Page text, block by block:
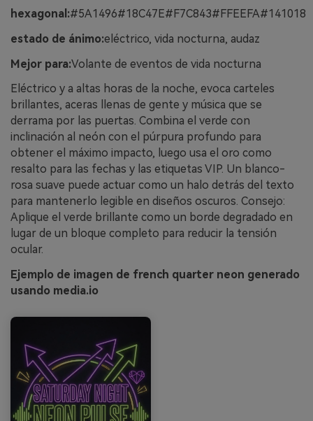
hexagonal:#5A1496#18C47E#F7C843#FFEEFA#141018
estado de ánimo:eléctrico, vida nocturna, audaz
Mejor para:Volante de eventos de vida nocturna
Eléctrico y a altas horas de la noche, evoca carteles
brillantes, aceras llenas de gente y música que se
derrama por las puertas. Combina el verde con
inclinación al neón con el púrpura profundo para
obtener el máximo impacto, luego usa el oro como
resalto para las fechas y las etiquetas VIP. Un blanco-
rosa suave puede actuar como un halo detrás del texto
para mantenerlo legible en diseños oscuros. Consejo:
Aplique el verde brillante como un borde degradado en
lugar de un bloque completo para reducir la tensión
ocular.
Ejemplo de imagen de french quarter neon generado
usando media.io